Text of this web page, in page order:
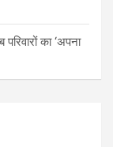
का ‘अपना